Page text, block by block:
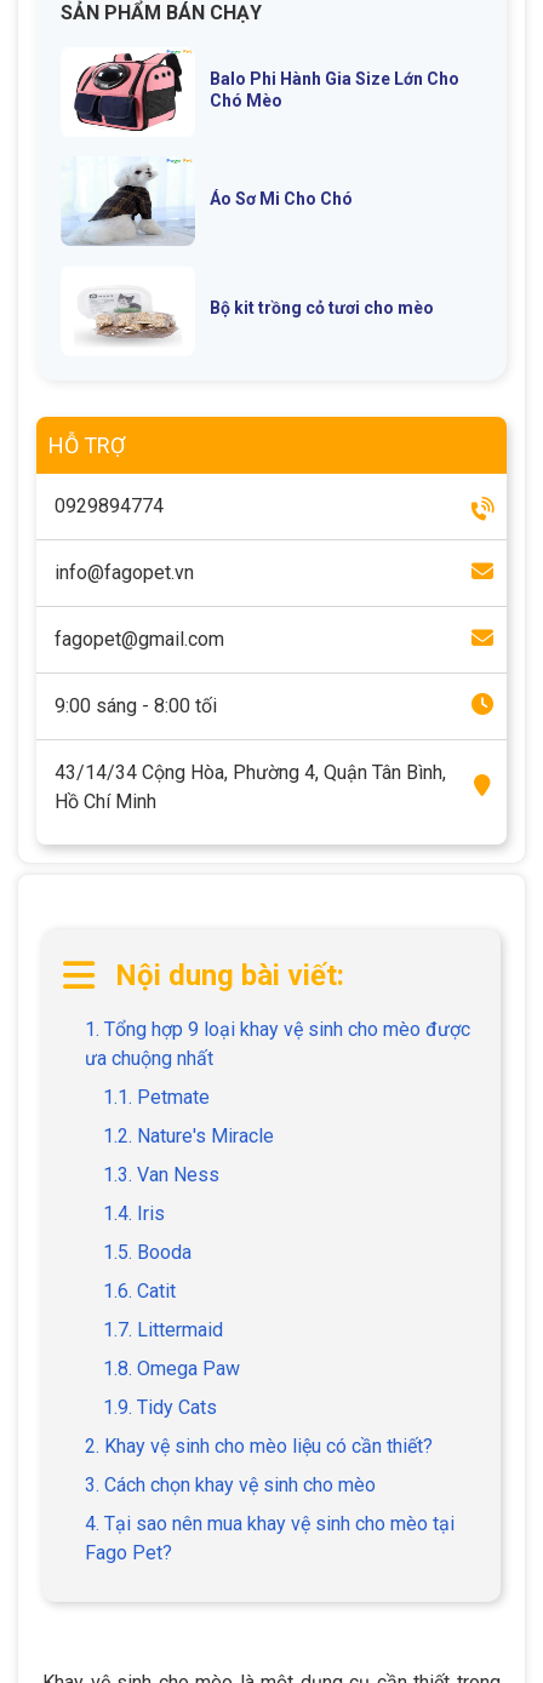
Nội dung bài viết:
1. Tổng hợp 9 loại khay vệ sinh cho mèo được
ưa chuộng nhất
1.1. Petmate
1.2. Nature's Miracle
1.3. Van Ness
1.4. Iris
1.5. Booda
1.6. Catit
1.7. Littermaid
1.8. Omega Paw
1.9. Tidy Cats
2. Khay vệ sinh cho mèo liệu có cần thiết?
3. Cách chọn khay vệ sinh cho mèo
4. Tại sao nên mua khay vệ sinh cho mèo tại
Fago Pet?
SẢN PHẨM BÁN CHẠY
Balo Phi Hành Gia Size Lớn Cho
Chó Mèo
Áo Sơ Mi Cho Chó
Bộ kit trồng cỏ tươi cho mèo
HỖ TRỢ
0929894774
info@fagopet.vn
fagopet@gmail.com
9:00 sáng - 8:00 tối
43/14/34 Cộng Hòa, Phường 4, Quận Tân Bình,
Hồ Chí Minh